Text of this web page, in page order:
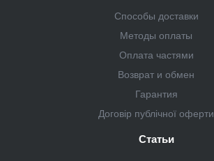
Способы доставки
Методы оплаты
Оплата частями
Возврат и обмен
Гарантия
Договір публічної оферти
Статьи